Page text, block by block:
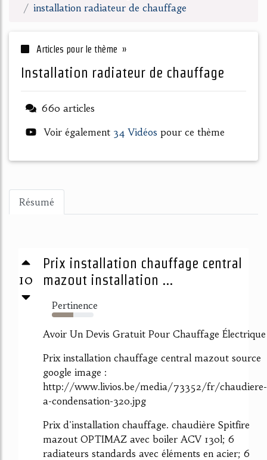
installation radiateur de chauffage
Articles pour le thème »
installation radiateur de chauffage
660 articles
Voir également 34 Vidéos pour ce thème
Résumé
10
Prix installation chauffage central
mazout installation ...
Pertinence
52%
Avoir Un Devis Gratuit Pour Chauffage Électrique
Prix installation chauffage central mazout source
google image :
http://www.livios.be/media/73352/fr/chaudiere-
a-condensation-320.jpg
Prix d'installation chauffage. chaudière Spitfire
mazout OPTIMAZ avec boiler ACV 130l; 6
radiateurs standards avec éléments en acier; 6